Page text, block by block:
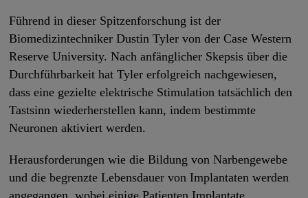
Führend in dieser Spitzenforschung ist der
Biomedizintechniker Dustin Tyler von der Case Western
Reserve University. Nach anfänglicher Skepsis über die
Durchführbarkeit hat Tyler erfolgreich nachgewiesen,
dass eine gezielte elektrische Stimulation tatsächlich den
Tastsinn wiederherstellen kann, indem bestimmte
Neuronen aktiviert werden.
Herausforderungen wie die Bildung von Narbengewebe
und die begrenzte Lebensdauer von Implantaten werden